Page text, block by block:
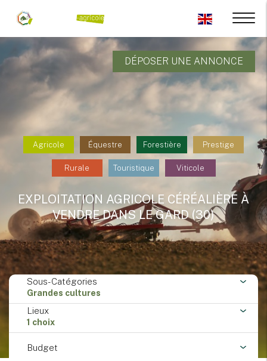
DÉPOSER UNE ANNONCE
Agricole Équestre Forestière Prestige
Rurale Touristique Viticole
EXPLOITATION AGRICOLE CÉRÉALIÈRE À
VENDRE DANS LE GARD (30)
Sous-Catégories
Grandes cultures
Lieux
1 choix
Budget